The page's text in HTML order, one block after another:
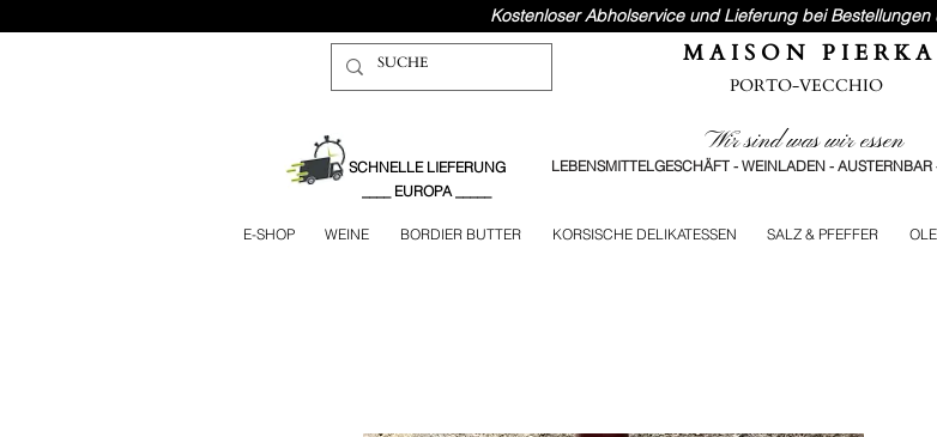
Kostenloser Abholservice und Lieferung bei Bestellungen
M A I S O N P I E R K A
PORTO-VECCHIO
SCHNELLE LIEFERUNG
____ EUROPA _____
Wir sind was wir essen
LEBENSMITTELGESCHÄFT - WEINLADEN - AUSTERNBAR
E-SHOP WEINE BORDIER BUTTER KORSISCHE DELIKATESSEN SALZ & PFEFFER